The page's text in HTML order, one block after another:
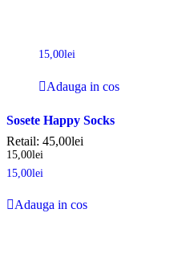
15,00lei
Adauga in cos
Sosete Happy Socks
Retail: 45,00lei
15,00lei
15,00lei
Adauga in cos